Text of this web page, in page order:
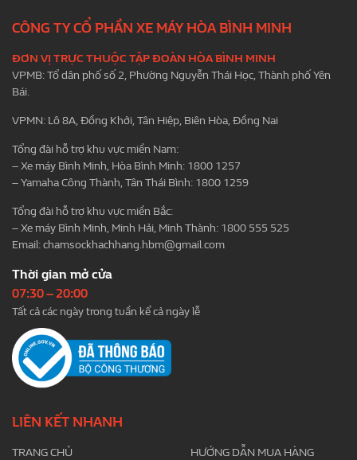
CÔNG TY CỔ PHẦN XE MÁY HÒA BÌNH MINH
ĐƠN VỊ TRỰC THUỘC TẬP ĐOÀN HÒA BÌNH MINH
VPMB: Tổ dân phố số 2, Phường Nguyễn Thái Học, Thành phố Yên
Bái.
VPMN: Lô 8A, Đồng Khởi, Tân Hiệp, Biên Hòa, Đồng Nai
Tổng đài hỗ trợ khu vực miền Nam:
– Xe máy Bình Minh, Hòa Bình Minh: 1800 1257
– Yamaha Công Thành, Tân Thái Bình: 1800 1259
Tổng đài hỗ trợ khu vực miền Bắc:
– Xe máy Bình Minh, Minh Hải, Minh Thành: 1800 555 525
Email:chamsockhachhang.hbm@gmail.com
Thời gian mở cửa
07:30 – 20:00
Tất cả các ngày trong tuần kể cả ngày lễ
LIÊN KẾT NHANH
TRANG CHỦ
HƯỚNG DẪN MUA HÀNG